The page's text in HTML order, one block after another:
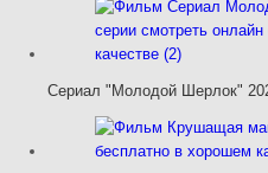
Сериал "Молодой Шерлок"